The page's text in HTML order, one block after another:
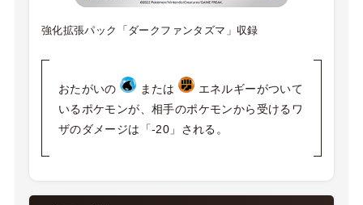
強化拡張パック「ダークファンタズマ」収録
おたがいの または
エネルギーがついて
いるポケモンが、相手のポケモンから受けるワ
ザのダメージは「-20」される。